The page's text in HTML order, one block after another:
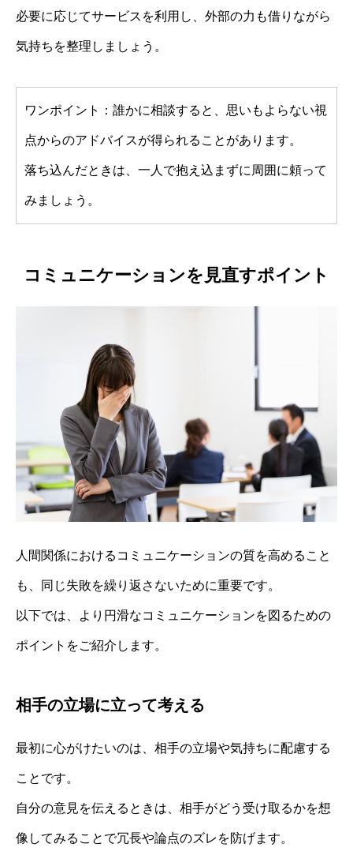
必要に応じてサービスを利用し、外部の力も借りながら
気持ちを整理しましょう。
ワンポイント：誰かに相談すると、思いもよらない視
点からのアドバイスが得られることがあります。
落ち込んだときは、一人で抱え込まずに周囲に頼って
みましょう。
コミュニケーションを見直すポイント
人間関係におけるコミュニケーションの質を高めること
も、同じ失敗を繰り返さないために重要です。
以下では、より円滑なコミュニケーションを図るための
ポイントをご紹介します。
相手の立場に立って考える
最初に心がけたいのは、相手の立場や気持ちに配慮する
ことです。
自分の意見を伝えるときは、相手がどう受け取るかを想
像してみることで冗長や論点のズレを防げます。